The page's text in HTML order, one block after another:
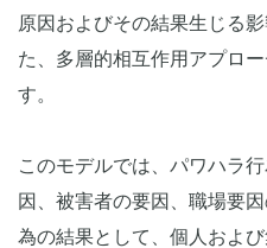
原因およびその結果生じる
た、多層的相互作用アプロ
す。
このモデルでは、パワハラ
因、被害者の要因、職場要
為の結果として、個人およ